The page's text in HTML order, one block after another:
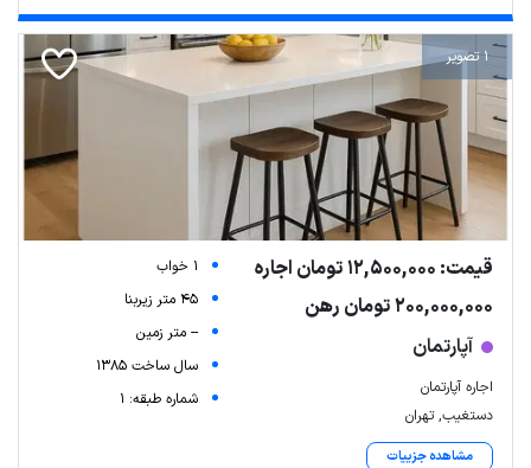
1 تصویر
قیمت: 12,500,000 تومان اجاره
200,000,000 تومان رهن
آپارتمان
اجاره آپارتمان
دستغیب, تهران
مشاهده جزییات
1 خواب
45 متر زیربنا
-- متر زمین
سال ساخت 1385
شماره طبقه: 1